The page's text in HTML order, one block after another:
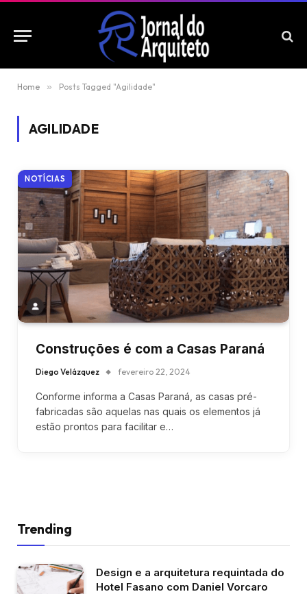
Home » Posts Tagged "Agilidade"
AGILIDADE
NOTÍCIAS
Construções é com a Casas Paraná
Diego Velázquez fevereiro 22, 2024
Conforme informa a Casas Paraná, as casas pré-
fabricadas são aquelas nas quais os elementos já
estão prontos para facilitar e…
Trending
Design e a arquitetura requintada do
Hotel Fasano com Daniel Vorcaro